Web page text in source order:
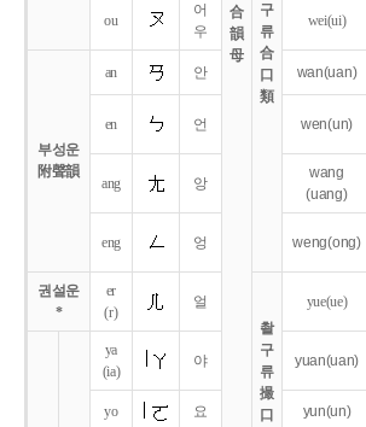
合
韻
母
구
류
合
口
類
ou
어
우
wei(ui)
부성운
附聲韻
an 안 wan(uan)
en 언 wen(un)
ang 앙
wang
(uang)
eng 엉 weng(ong)
권설운
*
er
(r)
얼
촬
구
류
撮
口
yue(ue)
ya
(ia)
야 yuan(uan)
yo 요 yun(un)